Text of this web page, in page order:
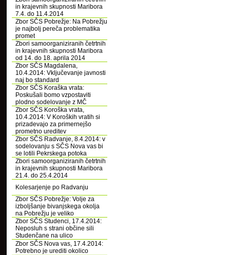
in krajevnih skupnosti Maribora
7.4. do 11.4.2014
Zbor SČS Pobrežje: Na Pobrežju
je najbolj pereča problematika
promet
Zbori samoorganiziranih četrtnih
in krajevnih skupnosti Maribora
od 14. do 18. aprila 2014
Zbor SČS Magdalena,
10.4.2014: Vključevanje javnosti
naj bo standard
Zbor SČS Koraška vrata:
Poskušali bomo vzpostaviti
plodno sodelovanje z MČ
Zbor SČS Koroška vrata,
10.4.2014: V Koroških vratih si
prizadevajo za primernejšo
prometno ureditev
Zbor SČS Radvanje, 8.4.2014: v
sodelovanju s SČS Nova vas bi
se lotili Pekrskega potoka
Zbori samoorganiziranih četrtnih
in krajevnih skupnosti Maribora
21.4. do 25.4.2014
Kolesarjenje po Radvanju
Zbor SČS Pobrežje: Volje za
izboljšanje bivanjskega okolja
na Pobrežju je veliko
Zbor SČS Studenci, 17.4.2014:
Neposluh s strani občine sili
Studenčane na ulico
Zbor SČS Nova vas, 17.4.2014:
Potrebno je urediti okolico